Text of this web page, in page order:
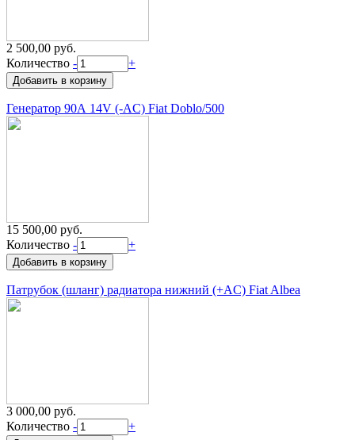
2 500,00 руб.
Количество - +
Генератор 90А 14V (-AC) Fiat Doblo/500
15 500,00 руб.
Количество - +
Патрубок (шланг) радиатора нижний (+AC) Fiat Albea
3 000,00 руб.
Количество - +